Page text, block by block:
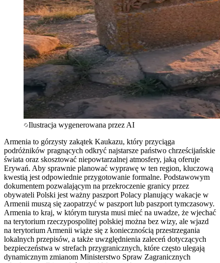
Ilustracja wygenerowana przez AI
Armenia to górzysty zakątek Kaukazu, który przyciąga
podróżników pragnących odkryć najstarsze państwo chrześcijańskie
świata oraz skosztować niepowtarzalnej atmosfery, jaką oferuje
Erywań. Aby sprawnie planować wyprawę w ten region, kluczową
kwestią jest odpowiednie przygotowanie formalne. Podstawowym
dokumentem pozwalającym na przekroczenie granicy przez
obywateli Polski jest ważny paszport Polacy planujący wakacje w
Armenii muszą się zaopatrzyć w paszport lub paszport tymczasowy.
Armenia to kraj, w którym turysta musi mieć na uwadze, że wjechać
na terytorium rzeczypospolitej polskiej można bez wizy, ale wjazd
na terytorium Armenii wiąże się z koniecznością przestrzegania
lokalnych przepisów, a także uwzględnienia zaleceń dotyczących
bezpieczeństwa w strefach przygranicznych, które często ulegają
dynamicznym zmianom Ministerstwo Spraw Zagranicznych